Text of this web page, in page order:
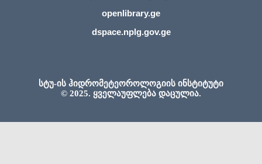
openlibrary.ge
dspace.nplg.gov.ge
სტუ-ის ჰიდრომეტეოროლოგიის ინსტიტუტი
© 2025. ყველაუფლება დაცულია.